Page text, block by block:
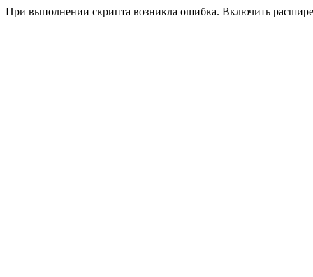
При выполнении скрипта возникла ошибка. Включить